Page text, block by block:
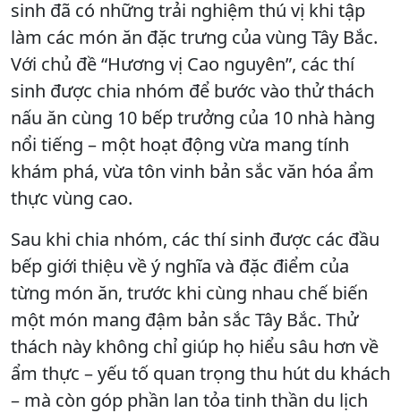
sinh đã có những trải nghiệm thú vị khi tập
làm các món ăn đặc trưng của vùng Tây Bắc.
Với chủ đề “Hương vị Cao nguyên”, các thí
sinh được chia nhóm để bước vào thử thách
nấu ăn cùng 10 bếp trưởng của 10 nhà hàng
nổi tiếng – một hoạt động vừa mang tính
khám phá, vừa tôn vinh bản sắc văn hóa ẩm
thực vùng cao.
Sau khi chia nhóm, các thí sinh được các đầu
bếp giới thiệu về ý nghĩa và đặc điểm của
từng món ăn, trước khi cùng nhau chế biến
một món mang đậm bản sắc Tây Bắc. Thử
thách này không chỉ giúp họ hiểu sâu hơn về
ẩm thực – yếu tố quan trọng thu hút du khách
– mà còn góp phần lan tỏa tinh thần du lịch